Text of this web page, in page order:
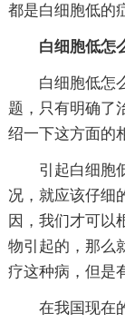
都是白细胞低的
白细胞低怎
白细胞低怎
题，只有明确了
绍一下这方面的
引起白细胞
况，就应该仔细
因，我们才可以
物引起的，那么
疗这种病，但是
在我国现在